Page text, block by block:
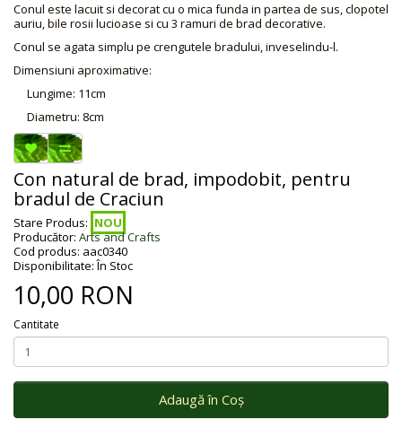
Conul este lacuit si decorat cu o mica funda in partea de sus, clopotel
auriu, bile rosii lucioase si cu 3 ramuri de brad decorative.
Conul se agata simplu pe crengutele bradului, inveselindu-l.
Dimensiuni aproximative:
Lungime: 11cm
Diametru: 8cm
Con natural de brad, impodobit, pentru
bradul de Craciun
Stare Produs: NOU
Producător: Arts and Crafts
Cod produs: aac0340
Disponibilitate: În Stoc
10,00 RON
Cantitate
Adaugă în Coş